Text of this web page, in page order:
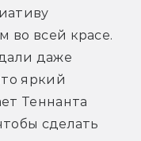
во всей красе.
даже
яркий
Теннанта
сделать